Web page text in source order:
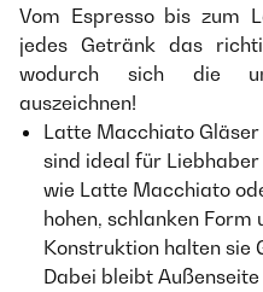
Vom Espresso bis zum
jedes Getränk das
wodurch sich die
auszeichnen!
Latte Macchiato
sind ideal für
wie Latte Macchiato
hohen, schlanken
Konstruktion halten sie
Dabei bleibt